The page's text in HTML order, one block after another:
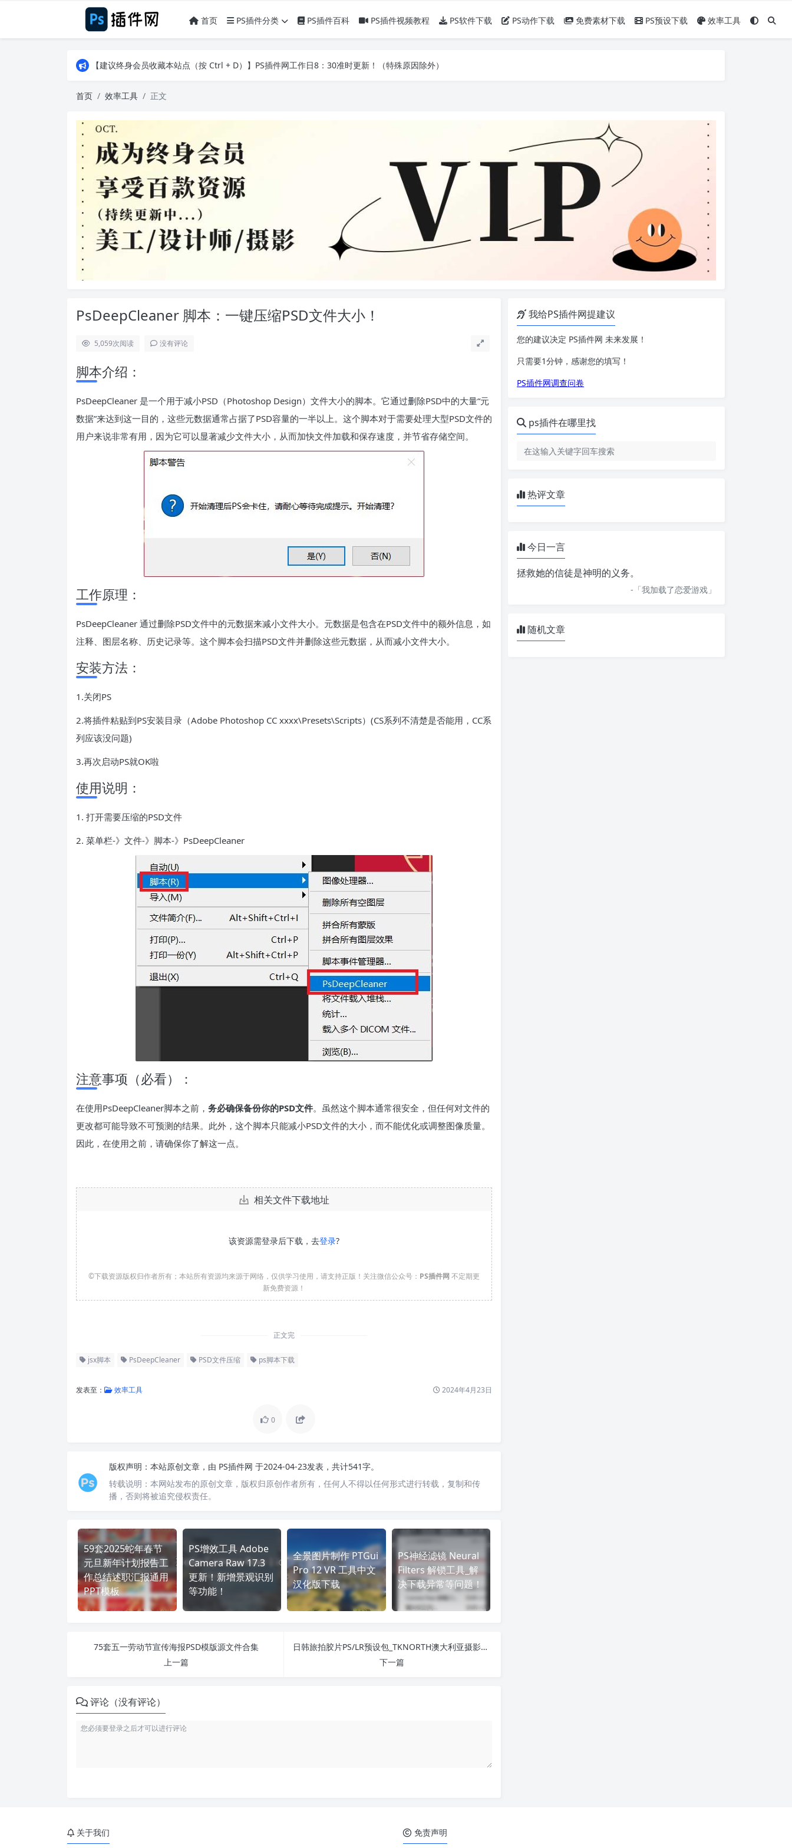
首页 PS插件分类 PS插件百科 PS插件视频教程 PS软件下载 PS动作下载 免费素材下载 PS预设下载
效率工具
【建议终身会员收藏本站点（按 Ctrl + D）】PS插件网工作日8：30准时更新！（特殊原因除外）
【建议终身会员收藏本站点（按 Ctrl + D）】PS插件网工作日8：30准时更新！（特殊原因除外）
首页 效率工具 正文
PsDeepCleaner 脚本：一键压缩PSD文件大小！
5,059次阅读 没有评论
脚本介绍：
PsDeepCleaner 是一个用于减小PSD（Photoshop Design）文件大小的脚本。它通过删除PSD中的大量“元
数据”来达到这一目的，这些元数据通常占据了PSD容量的一半以上。这个脚本对于需要处理大型PSD文件的
用户来说非常有用，因为它可以显著减少文件大小，从而加快文件加载和保存速度，并节省存储空间。
工作原理：
PsDeepCleaner 通过删除PSD文件中的元数据来减小文件大小。元数据是包含在PSD文件中的额外信息，如
注释、图层名称、历史记录等。这个脚本会扫描PSD文件并删除这些元数据，从而减小文件大小。
安装方法：
1.关闭PS
2.将插件粘贴到PS安装目录（Adobe Photoshop CC xxxx\Presets\Scripts）(CS系列不清楚是否能用，CC系
列应该没问题)
3.再次启动PS就OK啦
使用说明：
1. 打开需要压缩的PSD文件
2. 菜单栏-》文件-》脚本-》PsDeepCleaner
注意事项（必看）：
在使用PsDeepCleaner脚本之前， 务必确保备份你的PSD文件。虽然这个脚本通常很安全，但任何对文件的
更改都可能导致不可预测的结果。此外，这个脚本只能减小PSD文件的大小，而不能优化或调整图像质量。
因此，在使用之前，请确保你了解这一点。
相关文件下载地址
该资源需登录后下载，去登录?
©下载资源版权归作者所有；本站所有资源均来源于网络，仅供学习使用，请支持正版！关注微信公众号： PS插件网 不定期更
新免费资源！
正文完
jsx脚本 PsDeepCleaner PSD文件压缩 ps脚本下载
发表至： 效率工具 2024年4月23日
0
版权声明： 本站原创文章，由 PS插件网 于2024-04-23发表，共计541字。
转载说明： 本网站发布的原创文章，版权归原创作者所有，任何人不得以任何形式进行转载，复制和传
播，否则将被追究侵权责任。
59套2025蛇年春节
元旦新年计划报告工
作总结述职汇报通用
PPT模板
PS增效工具 Adobe
Camera Raw 17.3
更新！新增景观识别
等功能！
全景图片制作 PTGui
Pro 12 VR 工具中文
汉化版下载
PS神经滤镜 Neural
Filters 解锁工具_解
决下载异常等问题！
75套五一劳动节宣传海报PSD模版源文件合集
上一篇
日韩旅拍胶片PS/LR预设包_TKNORTH澳大利亚摄影师调色
下一篇
评论（没有评论）
我给PS插件网提建议
您的建议决定 PS插件网 未来发展！
只需要1分钟，感谢您的填写！
PS插件网调查问卷
ps插件在哪里找
热评文章
今日一言
拯救她的信徒是神明的义务。
-「我加载了恋爱游戏 」
随机文章
关于我们 免责声明